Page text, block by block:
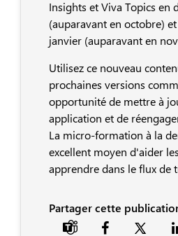
Insights et Viva Topics en
(auparavant en octobre)
janvier (auparavant en
Utilisez ce nouveau
prochaines versions
opportunité de mettre à
application et de
La micro-formation à la
excellent moyen d'aider
apprendre dans le flux de
Partager cette
